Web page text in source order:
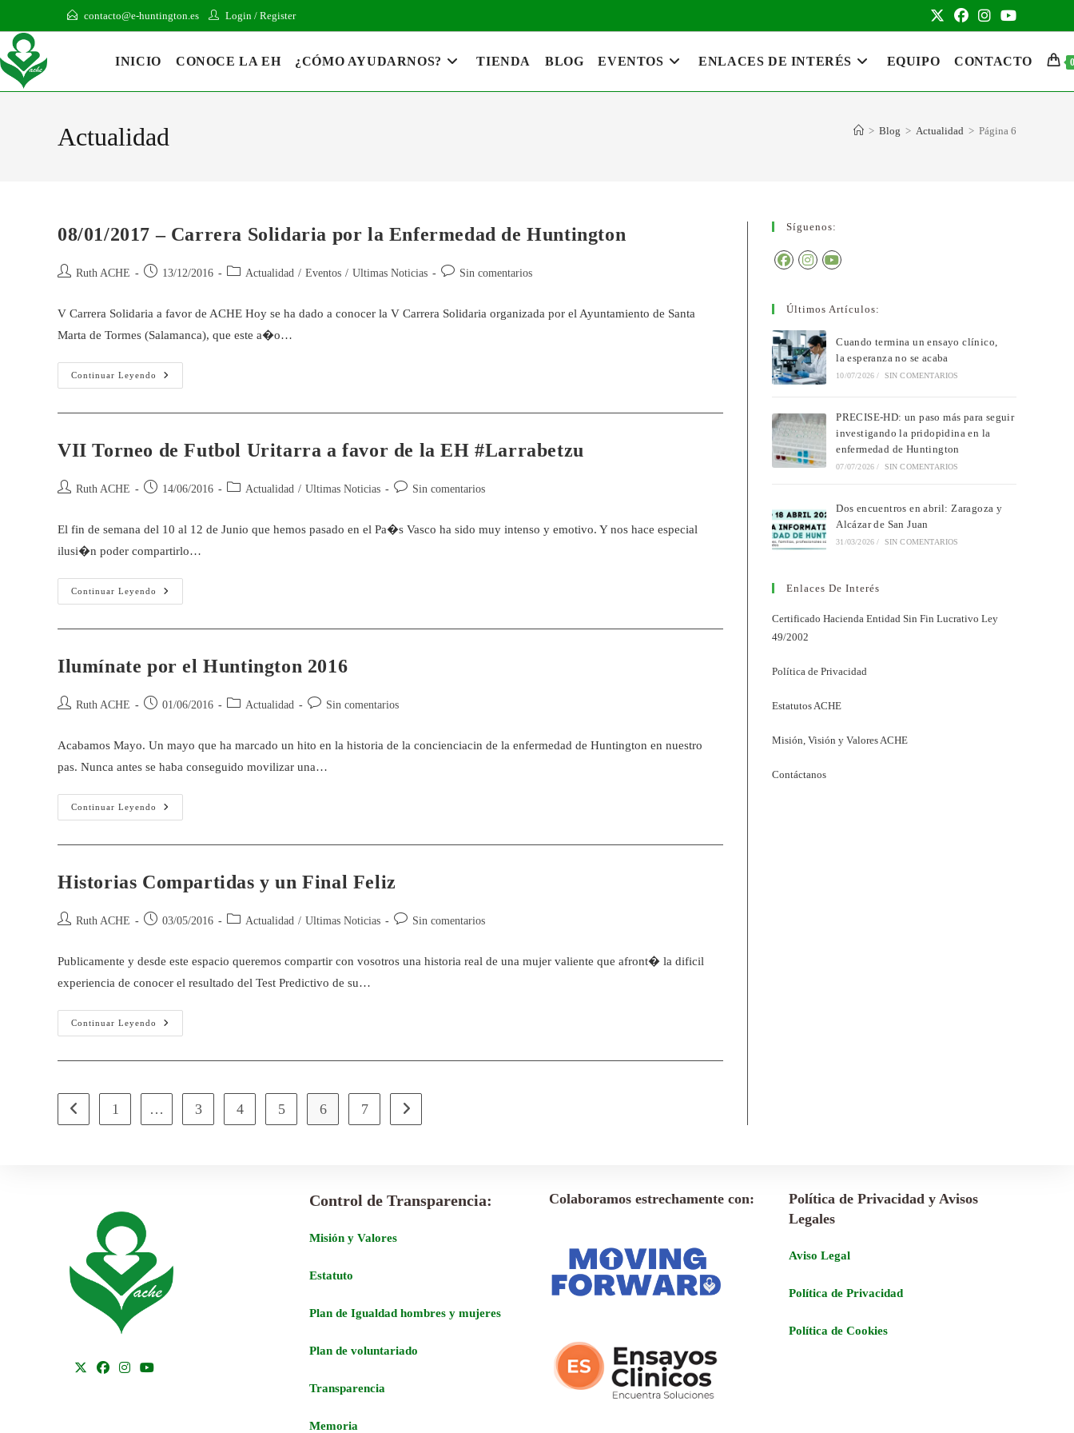
contacto@e-huntington.es Login / Register
INICIO CONOCE LA EH ¿CÓMO AYUDARNOS? TIENDA BLOG EVENTOS ENLACES DE INTERÉS EQUIPO CONTACTO 0
Actualidad > Blog > Actualidad > Página 6
08/01/2017 – Carrera Solidaria por la Enfermedad de Huntington
Ruth ACHE 13/12/2016 Actualidad / Eventos / Ultimas Noticias Sin comentarios
V Carrera Solidaria a favor de ACHE Hoy se ha dado a conocer la V Carrera Solidaria organizada por el Ayuntamiento de Santa
Marta de Tormes (Salamanca), que este a�o…
Continuar Leyendo
VII Torneo de Futbol Uritarra a favor de la EH #Larrabetzu
Ruth ACHE 14/06/2016 Actualidad / Ultimas Noticias Sin comentarios
El fin de semana del 10 al 12 de Junio que hemos pasado en el Pa�s Vasco ha sido muy intenso y emotivo. Y nos hace especial
ilusi�n poder compartirlo…
Continuar Leyendo
Ilumínate por el Huntington 2016
Ruth ACHE 01/06/2016 Actualidad Sin comentarios
Acabamos Mayo. Un mayo que ha marcado un hito en la historia de la concienciacin de la enfermedad de Huntington en nuestro
pas. Nunca antes se haba conseguido movilizar una…
Continuar Leyendo
Historias Compartidas y un Final Feliz
Ruth ACHE 03/05/2016 Actualidad / Ultimas Noticias Sin comentarios
Publicamente y desde este espacio queremos compartir con vosotros una historia real de una mujer valiente que afront� la dificil
experiencia de conocer el resultado del Test Predictivo de su…
Continuar Leyendo
1 … 3 4 5 6 7
Síguenos:
Últimos Artículos:
Cuando termina un ensayo clínico,
la esperanza no se acaba
10/07/2026 / SIN COMENTARIOS
PRECISE-HD: un paso más para seguir
investigando la pridopidina en la
enfermedad de Huntington
07/07/2026 / SIN COMENTARIOS
Dos encuentros en abril: Zaragoza y
Alcázar de San Juan
31/03/2026 / SIN COMENTARIOS
Enlaces De Interés
Certificado Hacienda Entidad Sin Fin Lucrativo Ley
49/2002
Política de Privacidad
Estatutos ACHE
Misión, Visión y Valores ACHE
Contáctanos
Control de Transparencia:
Misión y Valores
Estatuto
Plan de Igualdad hombres y mujeres
Plan de voluntariado
Transparencia
Memoria
Colaboramos estrechamente con:
Política de Privacidad y Avisos
Legales
Aviso Legal
Política de Privacidad
Política de Cookies